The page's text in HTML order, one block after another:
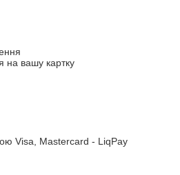
на вашу картку
Visa, Mastercard - LiqPay